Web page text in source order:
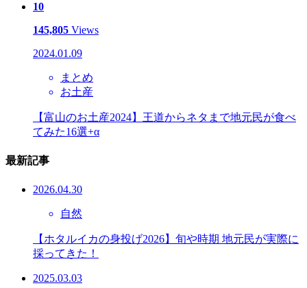
10
145,805 Views
2024.01.09
まとめ
お土産
【富山のお土産2024】王道からネタまで地元民が食べ
てみた16選+α
最新記事
2026.04.30
自然
【ホタルイカの身投げ2026】旬や時期 地元民が実際に
採ってきた！
2025.03.03